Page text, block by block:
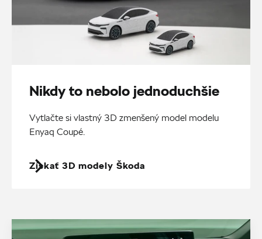
Nikdy to nebolo jednoduchšie
Vytlačte si vlastný 3D zmenšený model modelu
Enyaq Coupé.
Získať 3D modely Škoda